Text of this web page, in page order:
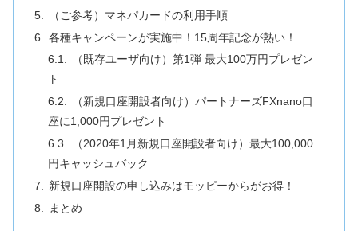
（ご参考）マネパカードの利用手順
各種キャンペーンが実施中！15周年記念が熱い！
（既存ユーザ向け）第1弾 最大100万円プレゼン
ト
（新規口座開設者向け）パートナーズFXnano口
座に1,000円プレゼント
（2020年1月新規口座開設者向け）最大100,000
円キャッシュバック
新規口座開設の申し込みはモッピーからがお得！
まとめ